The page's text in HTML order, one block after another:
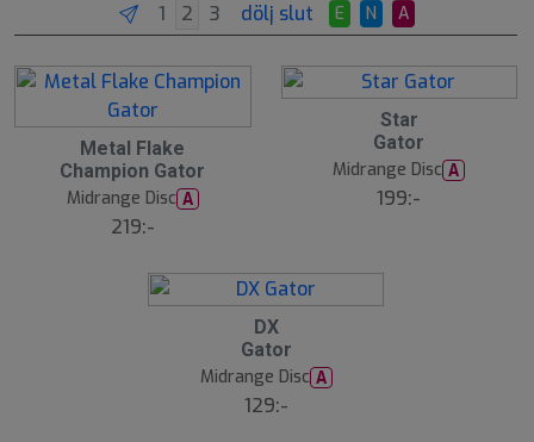
dölj slut E N A
Metal Flake
Champion Gator
Midrange Disc A
219:-
Star
Gator
Midrange Disc A
199:-
DX
Gator
Midrange Disc A
129:-